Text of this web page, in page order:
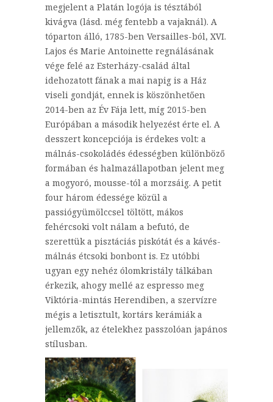
megjelent a Platán logója is tésztából
kivágva (lásd. még fentebb a vajaknál). A
tóparton álló, 1785-ben Versailles-ból, XVI.
Lajos és Marie Antoinette regnálásának
vége felé az Esterházy-család által
idehozatott fának a mai napig is a Ház
viseli gondját, ennek is köszönhetően
2014-ben az Év Fája lett, míg 2015-ben
Európában a második helyezést érte el. A
desszert koncepciója is érdekes volt: a
málnás-csokoládés édességben különböző
formában és halmazállapotban jelent meg
a mogyoró, mousse-tól a morzsáig. A petit
four három édessége közül a
passiógyümölccsel töltött, mákos
fehércsoki volt nálam a befutó, de
szerettük a pisztáciás piskótát és a kávés-
málnás étcsoki bonbont is. Ez utóbbi
ugyan egy nehéz ólomkristály tálkában
érkezik, ahogy mellé az espresso meg
Viktória-mintás Herendiben, a szervízre
mégis a letisztult, kortárs kerámiák a
jellemzők, az ételekhez passzolóan japános
stílusban.